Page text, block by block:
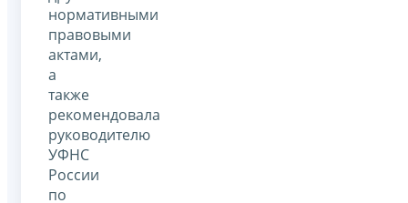
нормативными
правовыми
актами,
а
также
рекомендовала
руководителю
УФНС
России
по